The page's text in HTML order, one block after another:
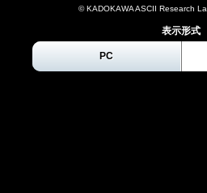
© KADOKAWA ASCII Research
表示形式
PC